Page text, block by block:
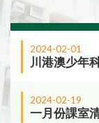
2024-02-01
川港澳少年
2024-02-19
一月份課室